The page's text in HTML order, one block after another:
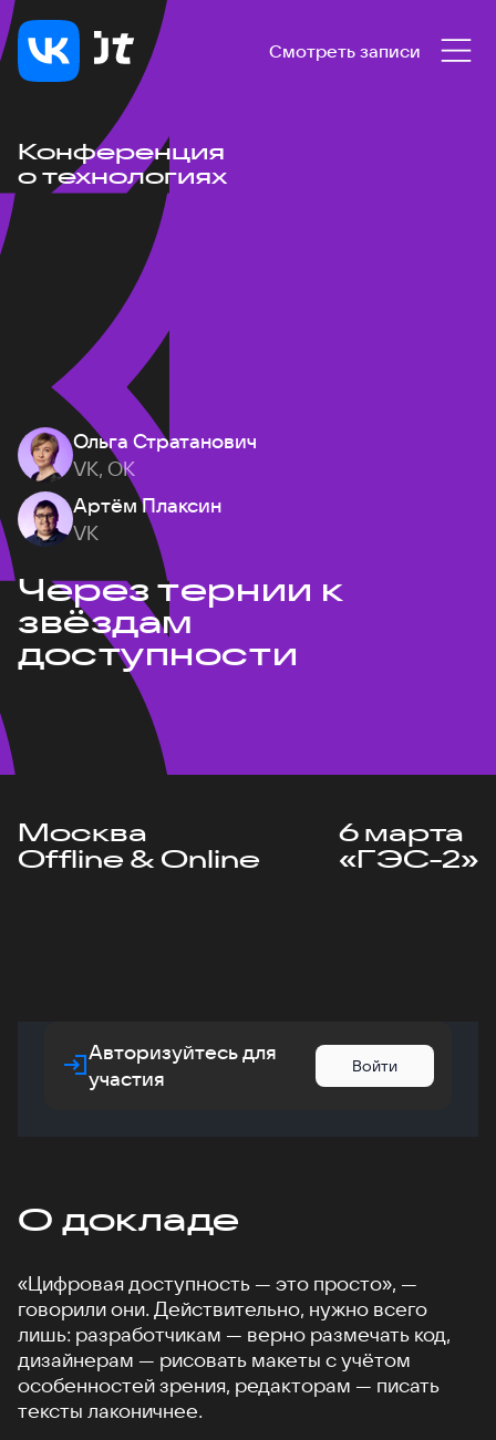
Смотреть записи
Конференция
о технологиях
Ольга Стратанович
VK, ОК
Артём Плаксин
VK
Через тернии к
звёздам
доступности
Москва
Offline & Online
6 марта
«ГЭС-2»
Авторизуйтесь для
участия
Войти
О докладе
«Цифровая доступность — это просто», —
говорили они. Действительно, нужно всего
лишь: разработчикам — верно размечать код,
дизайнерам — рисовать макеты с учётом
особенностей зрения, редакторам — писать
тексты лаконичнее.